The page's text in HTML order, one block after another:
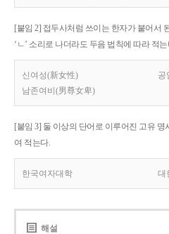
[붙임 2] 접두사처럼 쓰이는 한자가 붙어서
‘ㄴ’ 소리로 나더라도 두음 법칙에 따라 적는
신여성(新女性)
공
남존여비(男尊女卑)
[붙임 3] 둘 이상의 단어로 이루어진 고유
여 적는다.
한국여자대학 대
해설